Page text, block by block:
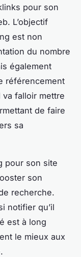
pour son
L’objectif
est non
du nombre
également
référencement
falloir mettre
de faire
sa
pour son site
son
recherche.
notifier qu’il
est à long
le mieux aux